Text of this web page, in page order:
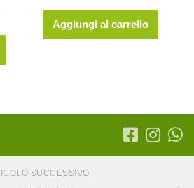
originale
era:
attuale
è:
Aggiungi al carrello
SUCCESSIVO